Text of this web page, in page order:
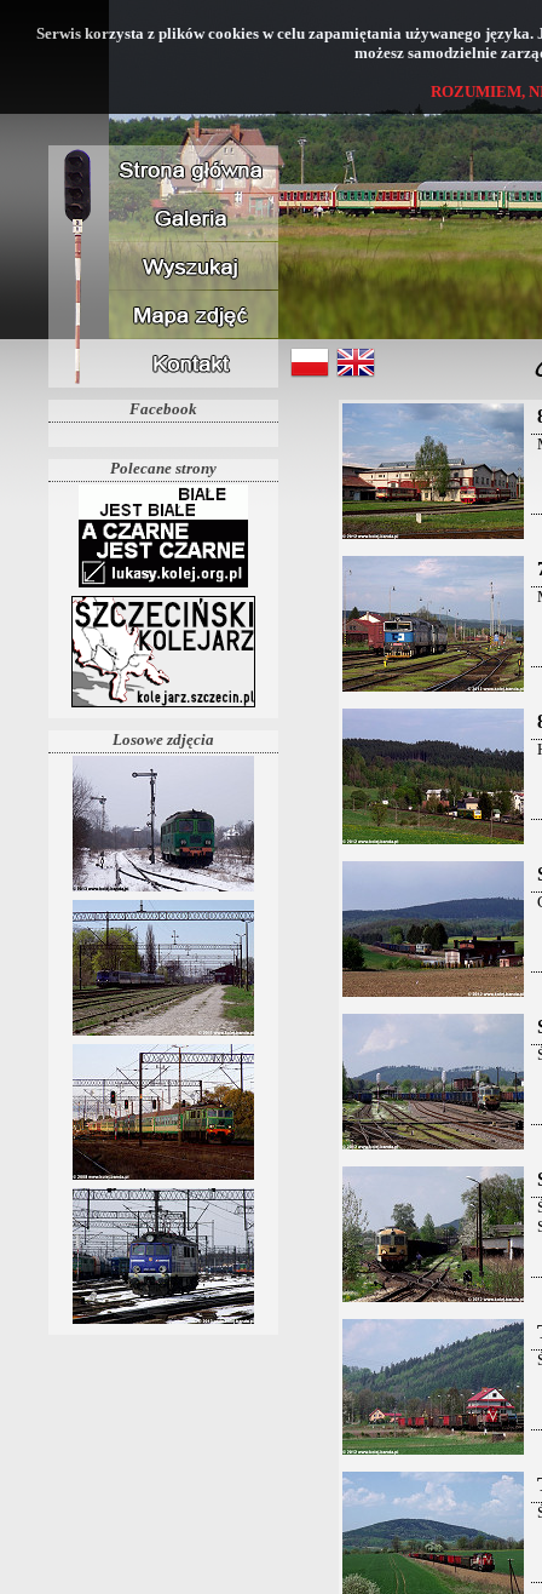
Serwis korzysta z plików cookies w celu zapamiętania używanego
możesz samodzielnie
ROZUMIEM,
Facebook
Polecane strony
Losowe zdjęcia